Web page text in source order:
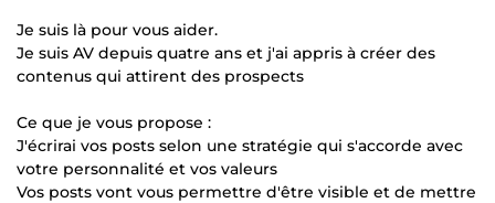
Je suis là pour vous aider.
Je suis AV depuis quatre ans et j'ai appris à créer des
contenus qui attirent des prospects
Ce que je vous propose :
J'écrirai vos posts selon une stratégie qui s'accorde avec
votre personnalité et vos valeurs
Vos posts vont vous permettre d'être visible et de mettre